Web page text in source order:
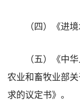
（四）《进
（五）《中
农业和畜牧业部
求的议定书》。